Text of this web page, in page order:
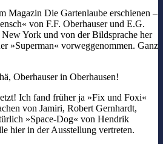
Magazin Die Gartenlaube erschienen –
von F.F. Oberhauser und E.G.
York und von der Bildsprache her
»Superman« vorweggenommen. Ganz
Oberhauser in Oberhausen!
Ich fand früher ja »Fix und Foxi«
von Jamiri, Robert Gernhardt,
»Space-Dog« von Hendrik
hier in der Ausstellung vertreten.